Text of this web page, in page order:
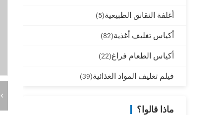
أغلفة النقانق الطبيعية(5)
أكياس تغليف أغذية(82)
أكياس الطعام فراغ(22)
فيلم تغليف المواد الغذائية(39)
ماذا قالوا؟